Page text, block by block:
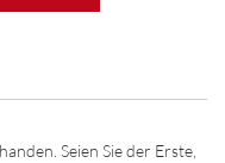
Seien Sie der Erste,